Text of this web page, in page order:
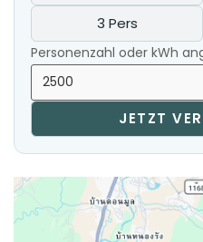
3 Pers
Personenzahl oder kWh
JETZT